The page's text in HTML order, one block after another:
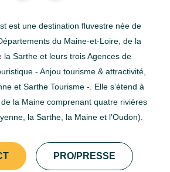
pour admirer la cité Plantagenêt et sa
exceptionnellement conservée sous
Redescendre la rivière permettra de
écluses et d’apprécier des berges
cette
publication sur
quoi faire naître
pour vos prochaines vacances ?
est une destination fluvestre née de
du Maine-et-Loire, de la
la Sarthe et leurs trois Agences de
- Anjou tourisme & attractivité,
et Sarthe Tourisme -. Elle s’étend à
de la Maine comprenant quatre rivières
la Sarthe, la Maine et l’Oudon).
PRO/PRESSE